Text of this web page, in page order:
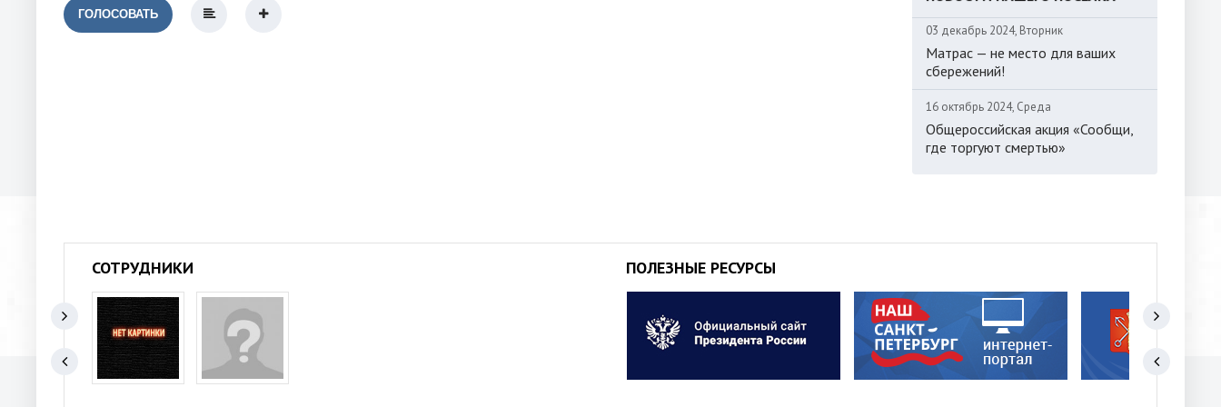
ГОЛОСОВАТЬ
03 декабрь 2024, Вторник
Матрас — не место для ваших
сбережений!
16 октябрь 2024, Среда
Общероссийская акция «Сообщи,
где торгуют смертью»
СОТРУДНИКИ ПОЛЕЗНЫЕ РЕСУРСЫ